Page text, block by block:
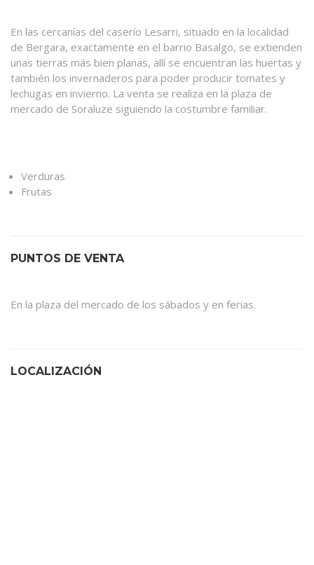
En las cercanías del caserío Lesarri, situado en la localidad
de Bergara, exactamente en el barrio Basalgo, se extienden
unas tierras más bien planas, allí se encuentran las huertas y
también los invernaderos para poder producir tomates y
lechugas en invierno. La venta se realiza en la plaza de
mercado de Soraluze siguiendo la costumbre familiar.
Verduras
Frutas
PUNTOS DE VENTA
En la plaza del mercado de los sábados y en ferias.
LOCALIZACIÓN